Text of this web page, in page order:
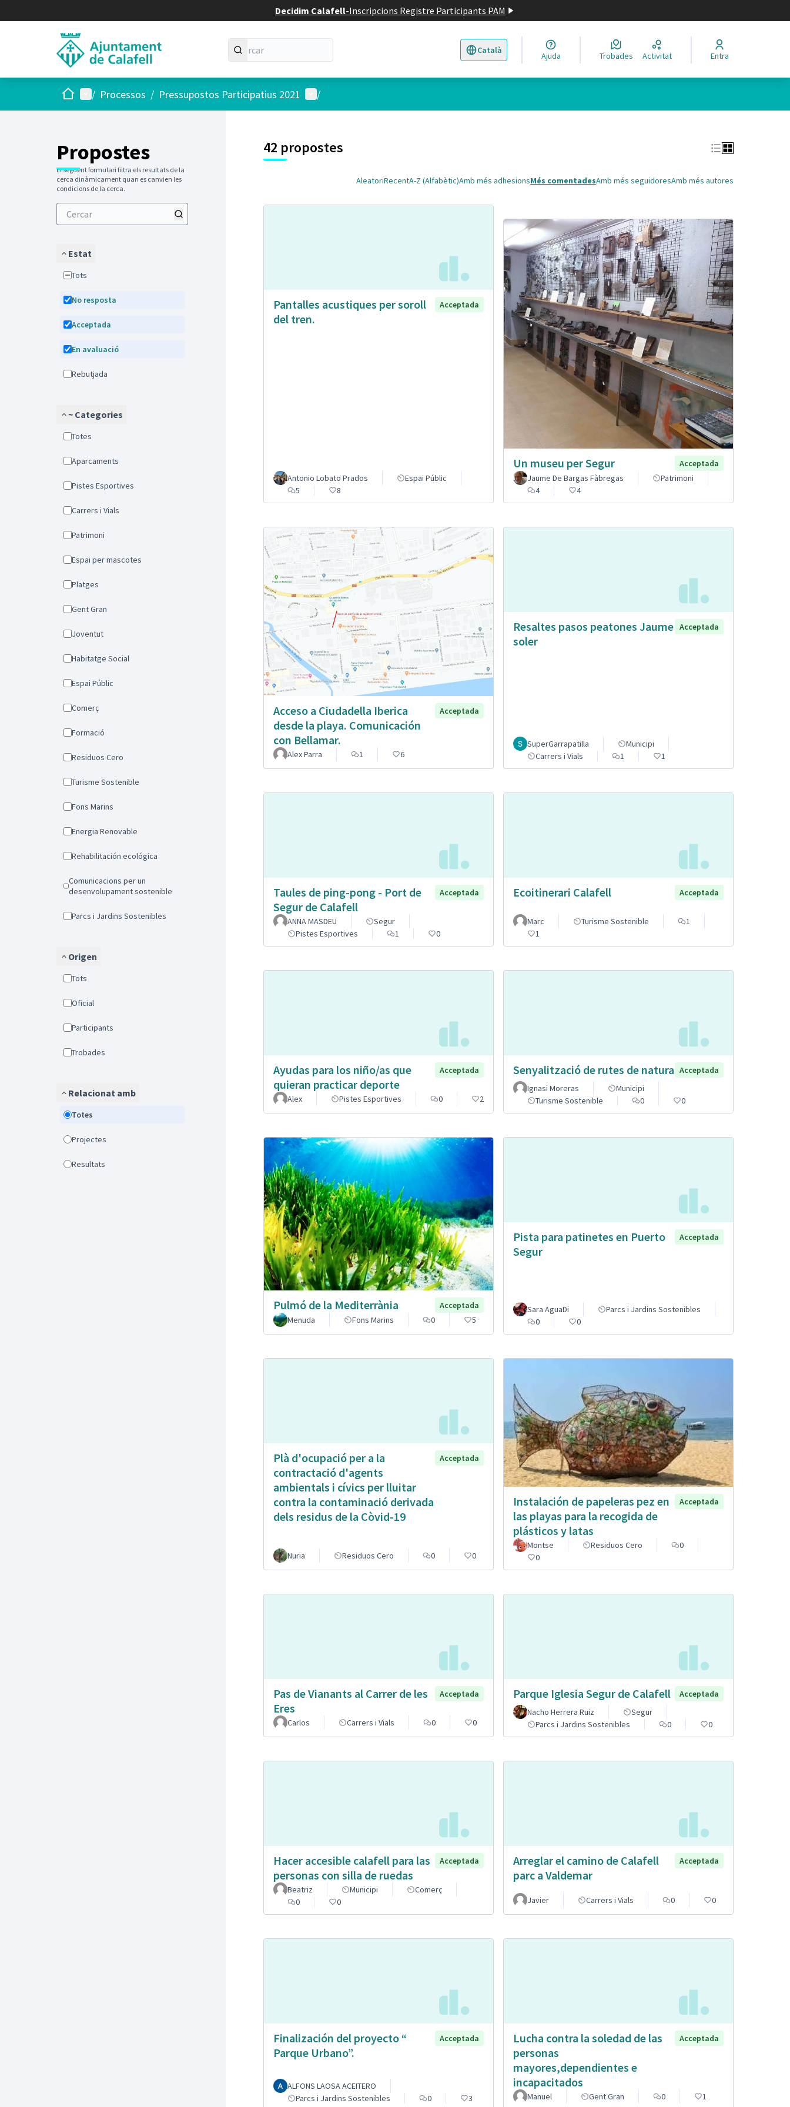
Decidim Calafell-Inscripcions Registre Participants PAM
Català
Triar la llengua Elegir el idioma
Ajuda Trobades Activitat Entra
Inici Menú principal
/ Processos / Pressupostos Participatius 2021 Menú d'usuari
/
Propostes
El següent formulari filtra els resultats de la
cerca dinàmicament quan es canvien les
condicions de la cerca.
Estat
Tots
No resposta
Acceptada
En avaluació
Rebutjada
~ Categories
Totes
Aparcaments
Pistes Esportives
Carrers i Vials
Patrimoni
Espai per mascotes
Platges
Gent Gran
Joventut
Habitatge Social
Espai Públic
Comerç
Formació
Residuos Cero
Turisme Sostenible
Fons Marins
Energia Renovable
Rehabilitación ecológica
Comunicacions per un
desenvolupament sostenible
Parcs i Jardins Sostenibles
Origen
Tots
Oficial
Participants
Trobades
Relacionat amb
Totes
Projectes
Resultats
42 propostes
AleatoriRecentA-Z (Alfabètic)Amb més adhesionsMés comentadesAmb més seguidoresAmb més autores
Pantalles acustiques per soroll
del tren.
Acceptada
Antonio Lobato Prados
Espai Públic
5
8
Un museu per Segur
Acceptada
Jaume De Bargas Fàbregas
Patrimoni
4
4
Acceso a Ciudadella Iberica
desde la playa. Comunicación
con Bellamar.
Acceptada
Alex Parra 1 6
Resaltes pasos peatones Jaume
soler
Acceptada
SuperGarrapatilla
Municipi
Carrers i Vials
1 1
Taules de ping-pong - Port de
Segur de Calafell
Acceptada
ANNA MASDEU
Segur
Pistes Esportives
1 0
Ecoitinerari Calafell Acceptada
Marc Turisme Sostenible
1
1
Ayudas para los niño/as que
quieran practicar deporte
Acceptada
Alex Pistes Esportives 0 2
Senyalització de rutes de natura Acceptada
Ignasi Moreras
Municipi
Turisme Sostenible
0 0
Pulmó de la Mediterrània
Acceptada
Menuda
Fons Marins 0 5
Pista para patinetes en Puerto
Segur
Acceptada
Sara AguaDi
Parcs i Jardins Sostenibles
0
0
Plà d'ocupació per a la
contractació d'agents
ambientals i cívics per lluitar
contra la contaminació derivada
dels residus de la Còvid-19
Acceptada
Nuria Residuos Cero 0 0
Instalación de papeleras pez en
las playas para la recogida de
plásticos y latas
Acceptada
Montse Residuos Cero
0
0
Pas de Vianants al Carrer de les
Eres
Acceptada
Carlos Carrers i Vials 0 0
Parque Iglesia Segur de Calafell
Acceptada
Nacho Herrera Ruiz
Segur
Parcs i Jardins Sostenibles
0 0
Hacer accesible calafell para las
personas con silla de ruedas
Acceptada
Beatriz Municipi
Comerç
0
0
Arreglar el camino de Calafell
parc a Valdemar
Acceptada
Javier Carrers i Vials 0 0
Finalización del proyecto “
Parque Urbano”.
Acceptada
ALFONS LAOSA ACEITERO
Parcs i Jardins Sostenibles
0 3
Lucha contra la soledad de las
personas
mayores,dependientes e
incapacitados
Acceptada
Manuel Gent Gran 0 1